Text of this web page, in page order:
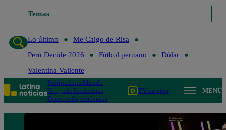
Temas
Lo último
Lo último
Me Caigo de Risa
Perú Decide 2026
Fútbol peruano
Dólar
Valentina Valiente
PolíticaLimaMundo
Te ayudoTendencias
DeportesEspectáculos
TV en vivo MENÚ